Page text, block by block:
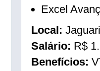
Excel
Local:
Salário: R$
Benefícios: